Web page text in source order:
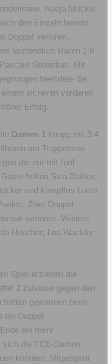
Nadja Muckle
den Einzeln bereits
Doppel verloren.
letztendlich klaren 1:8
Sebastian. Mit
beendete die
sicheren vorderen
Erfolg.
Damen 1 knapp mit 5:4
am Trappensee
die nur mit fünf
holten Sina Baßler,
und kampflos Luisa
Zwei Doppel
verloren. Weitere
Huscher, Lea Wackler
Spiel erzielten die
2 zuhause gegen den
gewannen beim
ein Doppel.
ein mehr
die TCE-Damen
konnten. Mitgespielt